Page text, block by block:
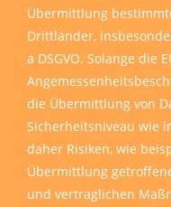
Übermittlung
Drittländer,
a DSGVO. Solange die
die Übermittlung von
Sicherheitsniveau wie
daher Risiken, wie
Übermittlung
und vertraglichen